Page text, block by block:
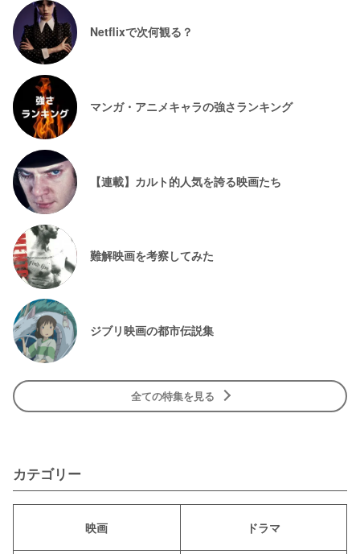
Netflixで次何観る？
マンガ・アニメキャラの強さランキング
【連載】カルト的人気を誇る映画たち
難解映画を考察してみた
ジブリ映画の都市伝説集
全ての特集を見る
カテゴリー
映画 ドラマ